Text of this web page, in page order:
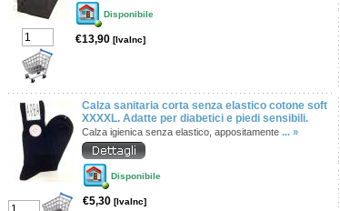
Disponibile
€13,90 [IvaInc]
Calza sanitaria corta senza elastico cotone soft
XXXXL. Adatte per diabetici e piedi sensibili.
Calza igienica senza elastico, appositamente ... »
Disponibile
€5,30 [IvaInc]